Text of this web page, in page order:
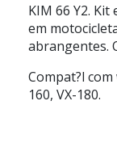
KIM 66 Y2.
em
abrangentes.
Compat?l com
160, VX-180.